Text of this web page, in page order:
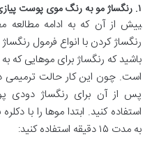
۱. رنگساژ مو به رنگ موی پوست پیازی دودی
‍ییش از آن که به ادامه مطالعه
رنگساژ کردن با انواع فرمول
باشید که رنگساژ برای مو‌هایی
است. چون این کار حالت ترمیمی
پس از آن برای رنگساژ دودی
به مدت ۱۵ دقیقه استفاده کنید: